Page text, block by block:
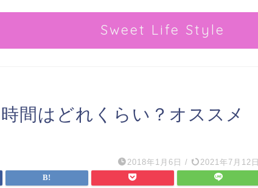
Sweet Life Style
間はどれくらい？オススメ
2018年1月6日 / 2021年7月12日